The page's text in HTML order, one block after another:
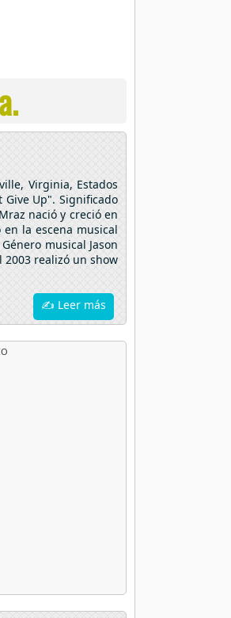
Virginia, Estados
Up". Significado
nació y creció en
la escena musical
musical Jason
2003 realizó un show
✍ Leer más